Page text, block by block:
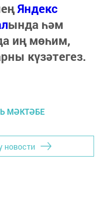
Яндекс
ында һәм
иң мөһим,
күзәтегез.
МӘКТӘБЕ
новости